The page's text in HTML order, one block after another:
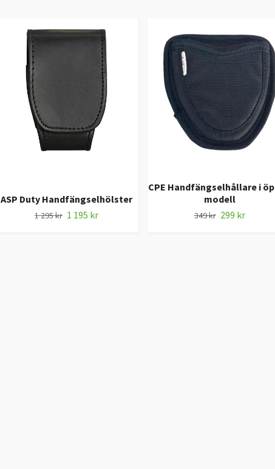
ASP Duty Handfängselhölster
1 295 kr 1 195 kr
CPE Handfängselhållare i
modell
349 kr 299 kr